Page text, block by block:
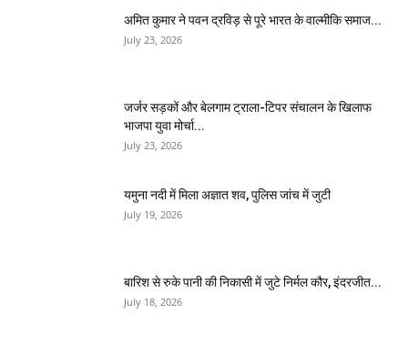
अमित कुमार ने पवन द्रविड़ से पूरे भारत के वाल्मीकि समाज...
July 23, 2026
जर्जर सड़कों और बेलगाम ट्राला-टिपर संचालन के खिलाफ
भाजपा युवा मोर्चा...
July 23, 2026
यमुना नदी में मिला अज्ञात शव, पुलिस जांच में जुटी
July 19, 2026
बारिश से रुके पानी की निकासी में जुटे निर्मल कौर, इंदरजीत...
July 18, 2026